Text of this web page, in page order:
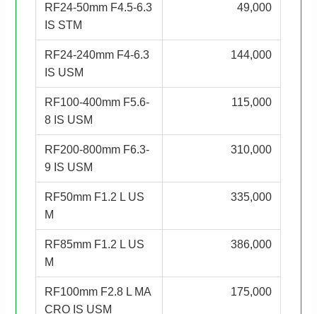
RF24-50mm F4.5-6.3
IS STM
49,000
RF24-240mm F4-6.3
IS USM
144,000
RF100-400mm F5.6-
8 IS USM
115,000
RF200-800mm F6.3-
9 IS USM
310,000
RF50mm F1.2 L US
M
335,000
RF85mm F1.2 L US
M
386,000
RF100mm F2.8 L MA
CRO IS USM
175,000